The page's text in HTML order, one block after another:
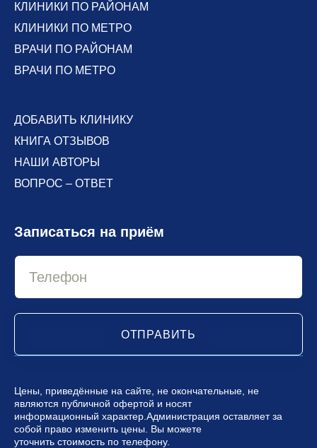
КЛИНИКИ ПО РАЙОНАМ
КЛИНИКИ ПО МЕТРО
ВРАЧИ ПО РАЙОНАМ
ВРАЧИ ПО МЕТРО
ДОБАВИТЬ КЛИНИКУ
КНИГА ОТЗЫВОВ
НАШИ АВТОРЫ
ВОПРОС – ОТВЕТ
Записаться на приём
ОТПРАВИТЬ
Цены, приведённые на сайте, не окончательные, не
являются публичной офертой и носят
информационный характер.Администрация оставляет за
собой право изменить цены. Вы можете
уточнить стоимость по телефону.